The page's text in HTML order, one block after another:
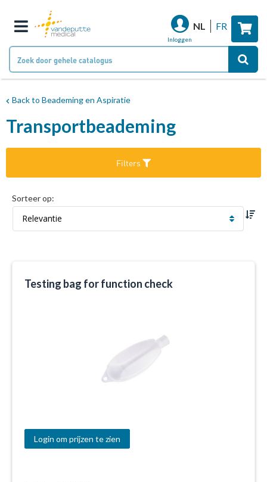
Inloggen
NL FR
Back to Beademing en Aspiratie
Transportbeademing
Filters
Sorteer op
Testing bag for function check
Login om prijzen te zien